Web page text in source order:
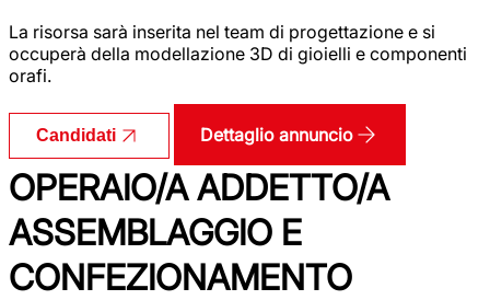
La risorsa sarà inserita nel team di progettazione e si
occuperà della modellazione 3D di gioielli e componenti
orafi.
Candidati Dettaglio annuncio
OPERAIO/A ADDETTO/A
ASSEMBLAGGIO E
CONFEZIONAMENTO